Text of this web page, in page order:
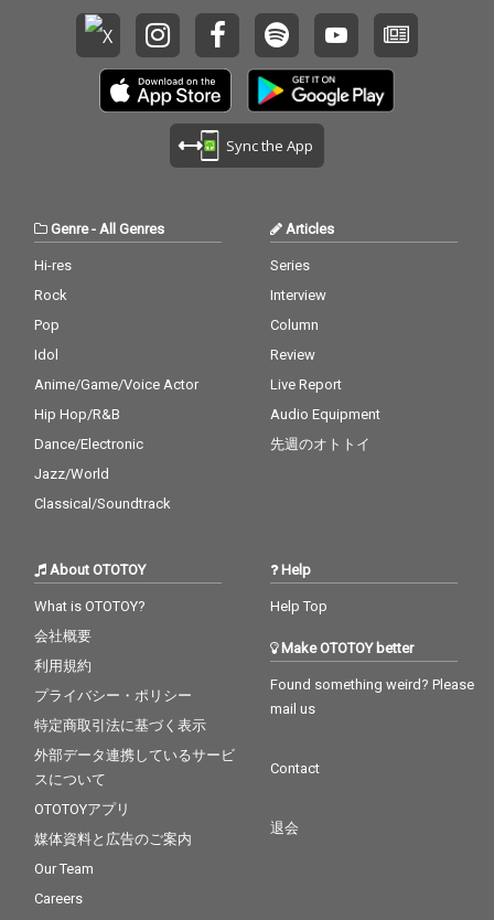
年の2021年には2nd EP
『FLY』を発表。 生活
におけるネガとポジ、
抑圧と解放を対比しつ
つ、あくまでも「日常
の延長線上にある音
楽」をテーマに制作す
る。 また、各メンバー
のない幅広いアプロー
チを追求している。 ア
ルバムからの先行シン
に』は、昨年話題にな
歌をSTUTSと共作し、
トラックメイカーの荒
butasakuでも活躍する
東京在住のシンガーソ
をゲストに迎えた、こ
いる。 前作に引き続
き、 ミックス・マスタ
アートワークはVOLOJZ
Aが担当。
年の2021年には2nd EP
『FLY』を発表。 生活
におけるネガとポジ、
抑圧と解放を対比しつ
つ、あくまでも「日常
の延長線上にある音
る。 また、各メンバー
のない幅広いアプロー
チを追求している。 ア
ルバムからの先行シン
に』は、昨年話題にな
ったドラマ「エルピ
ス」や「大豆田とわ子
歌をSTUTSと共作し、
トラックメイカーの荒
butasakuでも活躍する
いる。 前作に引き続
き、 ミックス・マスタ
リングはLEXUZ YEN、
アートワークはVOLOJZ
Aが担当。
Sync the App
Genre- All Genres
Hi-res
Rock
Pop
Idol
Anime/Game/Voice Actor
Hip Hop/R&B
Dance/Electronic
Jazz/World
Classical/Soundtrack
Articles
Series
Interview
Column
Review
Live Report
Audio Equipment
先週のオトトイ
About OTOTOY
What is OTOTOY?
会社概要
利用規約
プライバシー・ポリシー
特定商取引法に基づく表示
外部データ連携しているサービ
スについて
OTOTOYアプリ
媒体資料と広告のご案内
Our Team
Careers
Help
Help Top
Make OTOTOY better
Found something weird? Please
mail us
Contact
退会